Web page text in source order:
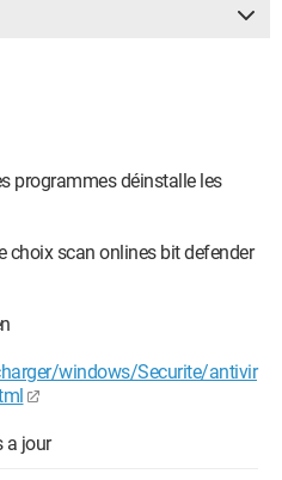
programmes déinstalle les
choix scan onlines bit defender
windows/Securite/antivir
a jour